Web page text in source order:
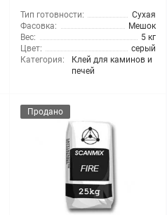
Тип готовности:
Сухая
Фасовка:
Мешок
Вес:
5 кг
Цвет:
серый
Категория:
Клей для каминов и
печей
Продано